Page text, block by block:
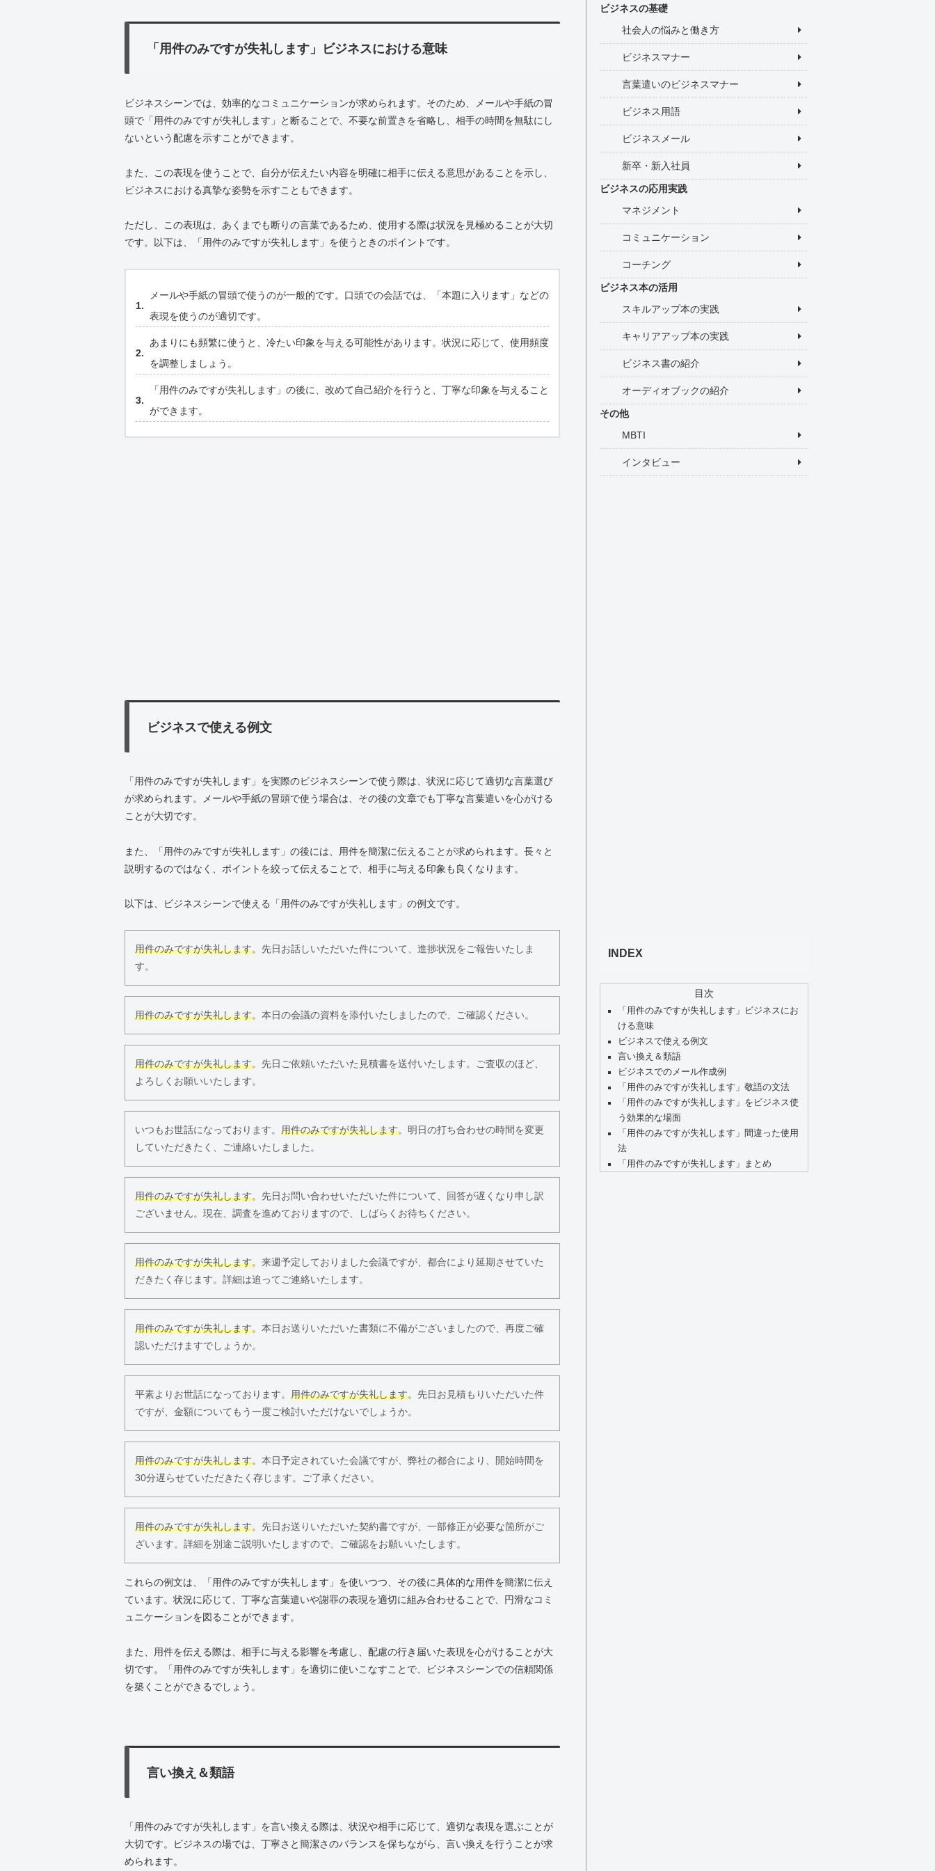
「用件のみですが失礼します」ビジネスにおける意味
ビジネスシーンでは、効率的なコミュニケーションが求められます。そのため、メールや手紙の冒
頭で「用件のみですが失礼します」と断ることで、不要な前置きを省略し、相手の時間を無駄にし
ないという配慮を示すことができます。
また、この表現を使うことで、自分が伝えたい内容を明確に相手に伝える意思があることを示し、
ビジネスにおける真摯な姿勢を示すこともできます。
ただし、この表現は、あくまでも断りの言葉であるため、使用する際は状況を見極めることが大切
です。以下は、「用件のみですが失礼します」を使うときのポイントです。
メールや手紙の冒頭で使うのが一般的です。口頭での会話では、「本題に入ります」などの
表現を使うのが適切です。
あまりにも頻繁に使うと、冷たい印象を与える可能性があります。状況に応じて、使用頻度
を調整しましょう。
「用件のみですが失礼します」の後に、改めて自己紹介を行うと、丁寧な印象を与えること
ができます。
ビジネスで使える例文
「用件のみですが失礼します」を実際のビジネスシーンで使う際は、状況に応じて適切な言葉選び
が求められます。メールや手紙の冒頭で使う場合は、その後の文章でも丁寧な言葉遣いを心がける
ことが大切です。
また、「用件のみですが失礼します」の後には、用件を簡潔に伝えることが求められます。長々と
説明するのではなく、ポイントを絞って伝えることで、相手に与える印象も良くなります。
以下は、ビジネスシーンで使える「用件のみですが失礼します」の例文です。
用件のみですが失礼します。先日お話しいただいた件について、進捗状況をご報告いたしま
す。
用件のみですが失礼します。本日の会議の資料を添付いたしましたので、ご確認ください。
用件のみですが失礼します。先日ご依頼いただいた見積書を送付いたします。ご査収のほど、
よろしくお願いいたします。
いつもお世話になっております。 用件のみですが失礼します。明日の打ち合わせの時間を変更
していただきたく、ご連絡いたしました。
用件のみですが失礼します。先日お問い合わせいただいた件について、回答が遅くなり申し訳
ございません。現在、調査を進めておりますので、しばらくお待ちください。
用件のみですが失礼します。来週予定しておりました会議ですが、都合により延期させていた
だきたく存じます。詳細は追ってご連絡いたします。
用件のみですが失礼します。本日お送りいただいた書類に不備がございましたので、再度ご確
認いただけますでしょうか。
平素よりお世話になっております。 用件のみですが失礼します。先日お見積もりいただいた件
ですが、金額についてもう一度ご検討いただけないでしょうか。
用件のみですが失礼します。本日予定されていた会議ですが、弊社の都合により、開始時間を
30分遅らせていただきたく存じます。ご了承ください。
用件のみですが失礼します。先日お送りいただいた契約書ですが、一部修正が必要な箇所がご
ざいます。詳細を別途ご説明いたしますので、ご確認をお願いいたします。
これらの例文は、「用件のみですが失礼します」を使いつつ、その後に具体的な用件を簡潔に伝え
ています。状況に応じて、丁寧な言葉遣いや謝罪の表現を適切に組み合わせることで、円滑なコミ
ュニケーションを図ることができます。
また、用件を伝える際は、相手に与える影響を考慮し、配慮の行き届いた表現を心がけることが大
切です。「用件のみですが失礼します」を適切に使いこなすことで、ビジネスシーンでの信頼関係
を築くことができるでしょう。
言い換え＆類語
「用件のみですが失礼します」を言い換える際は、状況や相手に応じて、適切な表現を選ぶことが
大切です。ビジネスの場では、丁寧さと簡潔さのバランスを保ちながら、言い換えを行うことが求
められます。
ビジネスの基礎
社会人の悩みと働き方
ビジネスマナー
言葉遣いのビジネスマナー
ビジネス用語
ビジネスメール
新卒・新入社員
ビジネスの応用実践
マネジメント
コミュニケーション
コーチング
ビジネス本の活用
スキルアップ本の実践
キャリアアップ本の実践
ビジネス書の紹介
オーディオブックの紹介
その他
MBTI
インタビュー
INDEX
目次
「用件のみですが失礼します」ビジネスにお
ける意味
ビジネスで使える例文
言い換え＆類語
ビジネスでのメール作成例
「用件のみですが失礼します」敬語の文法
「用件のみですが失礼します」をビジネス使
う効果的な場面
「用件のみですが失礼します」間違った使用
法
「用件のみですが失礼します」まとめ